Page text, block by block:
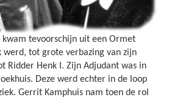
tevoorschijn uit een Ormet
werd, tot grote verbazing van zijn
Ridder Henk I. Zijn Adjudant was in
Deze werd echter in de loop
Gerrit Kamphuis nam toen de rol